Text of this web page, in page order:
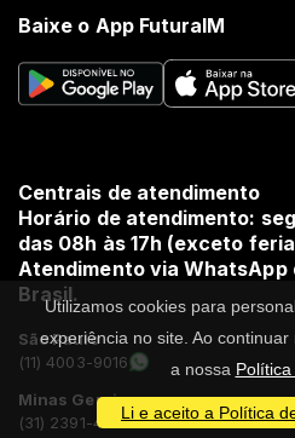
Baixe o App FuturaIM
Centrais de atendimento
Horário de atendimento:
das 08h às 17h (exceto
Atendimento via WhatsApp
Brasil.
São Paulo
(11) 4003-9016
Minas Gerais
(31) 2391-4559
Utilizamos cookies para
experiência no site. Ao
a nossa
Li e aceito a Política